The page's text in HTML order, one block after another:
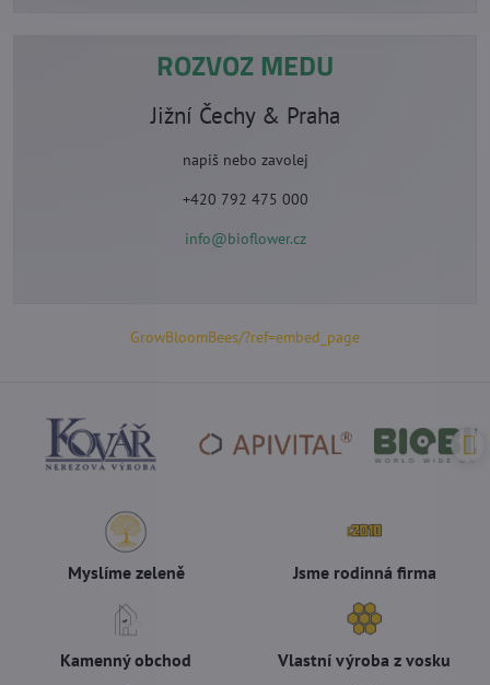
ROZVOZ MEDU
Jižní Čechy & Praha
napiš nebo zavolej
+420 792 475 000
info@bioflower.cz
GrowBloomBees/?ref=embed_page
Myslíme zeleně Jsme rodinná firma
Kamenný obchod Vlastní výroba z vosku